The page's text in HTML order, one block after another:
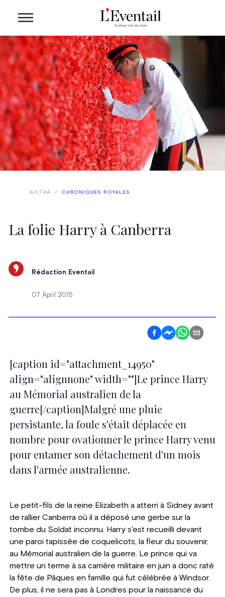
La folie Harry à Canberra
GOTHA / CHRONIQUES ROYALES
Rédaction Eventail
07 April 2015
[caption id="attachment_14950"
align="alignnone" width=""]Le prince Harry
au Mémorial australien de la
guerre[/caption]Malgré une pluie
persistante, la foule s'était déplacée en
nombre pour ovationner le prince Harry venu
pour entamer son détachement d'un mois
dans l'armée australienne.
Le petit-fils de la reine Elizabeth a atterri à Sidney avant
de rallier Canberra où il a déposé une gerbe sur la
tombe du Soldat inconnu. Harry s'est recueilli devant
une paroi tapissée de coquelicots, la fleur du souvenir,
au Mémorial australien de la guerre. Le prince qui va
mettre un terme à sa carrière militaire en juin a donc raté
la fête de Pâques en famille qui fut célébrée à Windsor.
De plus, il ne sera pas à Londres pour la naissance du